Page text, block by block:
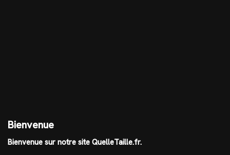
Bienvenue
Bienvenue sur notre site QuelleTaille.fr.